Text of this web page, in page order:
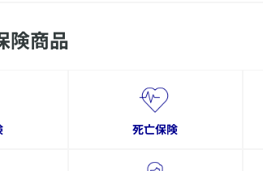
険商品
死亡保険